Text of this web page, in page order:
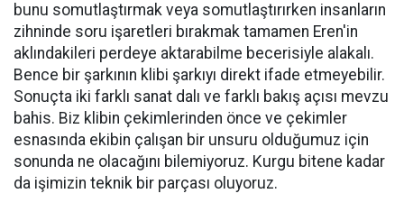
bunu somutlaştırmak veya somutlaştırırken insanların
zihninde soru işaretleri bırakmak tamamen Eren'in
aklındakileri perdeye aktarabilme becerisiyle alakalı.
Bence bir şarkının klibi şarkıyı direkt ifade etmeyebilir.
Sonuçta iki farklı sanat dalı ve farklı bakış açısı mevzu
bahis. Biz klibin çekimlerinden önce ve çekimler
esnasında ekibin çalışan bir unsuru olduğumuz için
sonunda ne olacağını bilemiyoruz. Kurgu bitene kadar
da işimizin teknik bir parçası oluyoruz.